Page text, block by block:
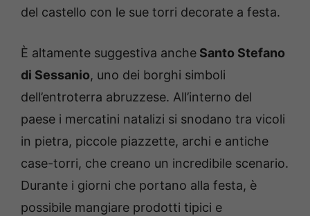
del castello con le sue torri decorate a festa.
È altamente suggestiva anche Santo Stefano
di Sessanio, uno dei borghi simboli
dell’entroterra abruzzese. All’interno del
paese i mercatini natalizi si snodano tra vicoli
in pietra, piccole piazzette, archi e antiche
case-torri, che creano un incredibile scenario.
Durante i giorni che portano alla festa, è
possibile mangiare prodotti tipici e